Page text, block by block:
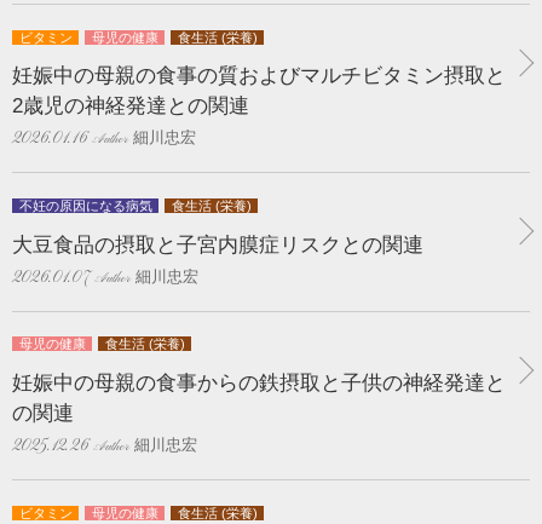
ビタミン 母児の健康 食生活 (栄養)
妊娠中の母親の食事の質およびマルチビタミン摂取と
2歳児の神経発達との関連
2026.01.16 細川忠宏
不妊の原因になる病気 食生活 (栄養)
大豆食品の摂取と子宮内膜症リスクとの関連
2026.01.07 細川忠宏
母児の健康 食生活 (栄養)
妊娠中の母親の食事からの鉄摂取と子供の神経発達と
の関連
2025.12.26 細川忠宏
ビタミン 母児の健康 食生活 (栄養)